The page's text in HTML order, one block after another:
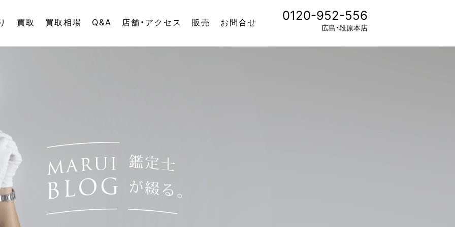
買取 買取相場 Q&A 店舗・アクセス 販売 お問合せ 0120-952-556
広島・段原本店